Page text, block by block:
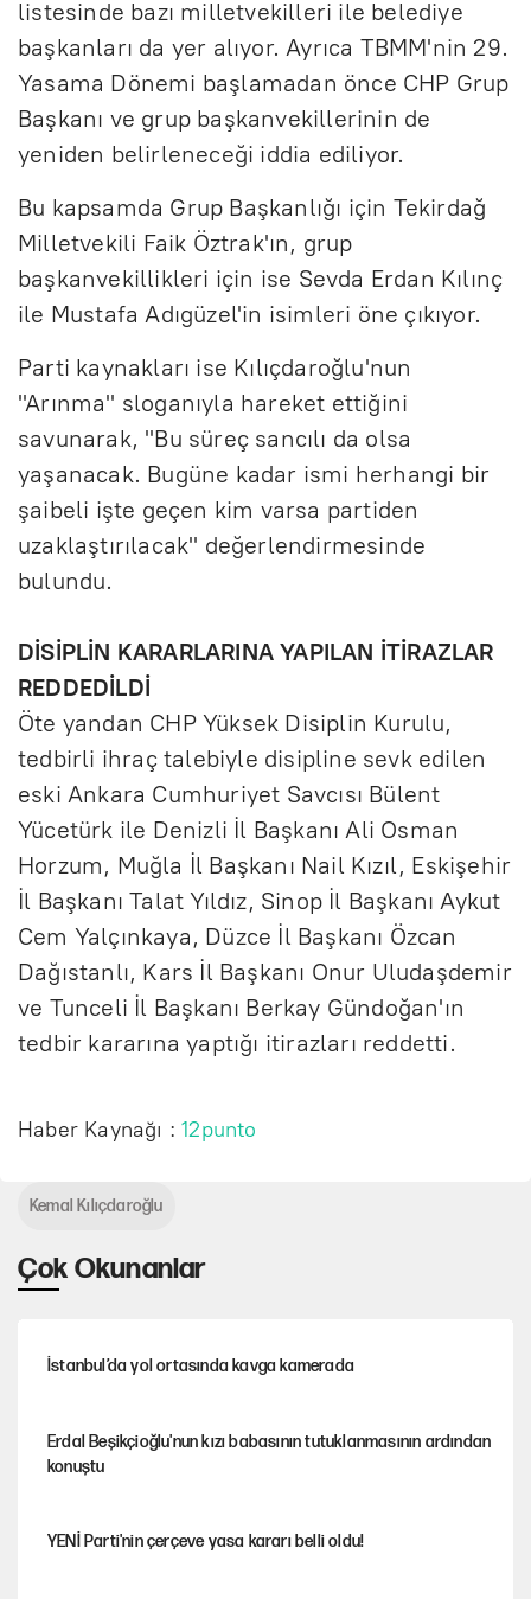
listesinde bazı milletvekilleri ile belediye
başkanları da yer alıyor. Ayrıca TBMM'nin 29.
Yasama Dönemi başlamadan önce CHP Grup
Başkanı ve grup başkanvekillerinin de
yeniden belirleneceği iddia ediliyor.
Bu kapsamda Grup Başkanlığı için Tekirdağ
Milletvekili Faik Öztrak'ın, grup
başkanvekillikleri için ise Sevda Erdan Kılınç
ile Mustafa Adıgüzel'in isimleri öne çıkıyor.
Parti kaynakları ise Kılıçdaroğlu'nun
"Arınma" sloganıyla hareket ettiğini
savunarak, "Bu süreç sancılı da olsa
yaşanacak. Bugüne kadar ismi herhangi bir
şaibeli işte geçen kim varsa partiden
uzaklaştırılacak" değerlendirmesinde
bulundu.
DİSİPLİN KARARLARINA YAPILAN İTİRAZLAR
REDDEDİLDİ
Öte yandan CHP Yüksek Disiplin Kurulu,
tedbirli ihraç talebiyle disipline sevk edilen
eski Ankara Cumhuriyet Savcısı Bülent
Yücetürk ile Denizli İl Başkanı Ali Osman
Horzum, Muğla İl Başkanı Nail Kızıl, Eskişehir
İl Başkanı Talat Yıldız, Sinop İl Başkanı Aykut
Cem Yalçınkaya, Düzce İl Başkanı Özcan
Dağıstanlı, Kars İl Başkanı Onur Uludaşdemir
ve Tunceli İl Başkanı Berkay Gündoğan'ın
tedbir kararına yaptığı itirazları reddetti.
Haber Kaynağı :12punto
Çok Okunanlar
İstanbul’da yol ortasında kavga kamerada
Erdal Beşikçioğlu'nun kızı babasının tutuklanmasının ardından
konuştu
YENİ Parti'nin çerçeve yasa kararı belli oldu!
Kemal Kılıçdaroğlu